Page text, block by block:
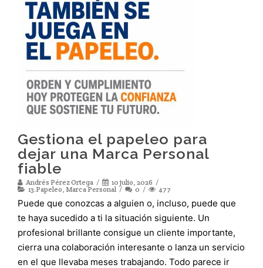
Gestiona el papeleo para
dejar una Marca Personal
fiable
Andrés Pérez Ortega
10 julio, 2026
13.Papeleo, Marca Personal 0 477
Puede que conozcas a alguien o, incluso, puede que
te haya sucedido a ti la situación siguiente. Un
profesional brillante consigue un cliente importante,
cierra una colaboración interesante o lanza un servicio
en el que llevaba meses trabajando. Todo parece ir